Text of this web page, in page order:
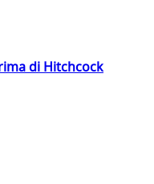
di Hitchcock